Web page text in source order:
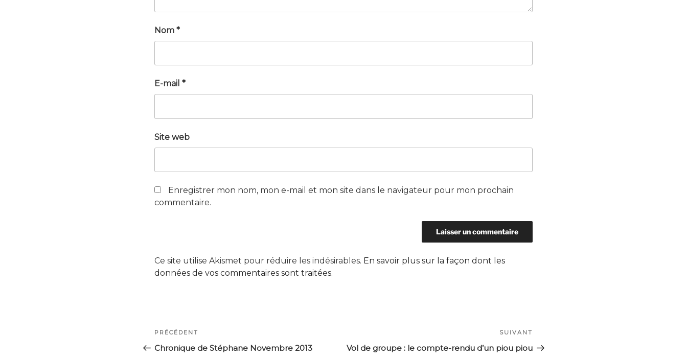
Nom *
E-mail *
Site web
Enregistrer mon nom, mon e-mail et mon site dans le navigateur pour mon prochain
commentaire.
Ce site utilise Akismet pour réduire les indésirables. En savoir plus sur la façon dont les
données de vos commentaires sont traitées.
Navigation
de
Article
précédent
PRÉCÉDENT
Chronique de Stéphane Novembre 2013
suivant
SUIVANT
Vol de groupe : le compte-rendu d’un piou piou